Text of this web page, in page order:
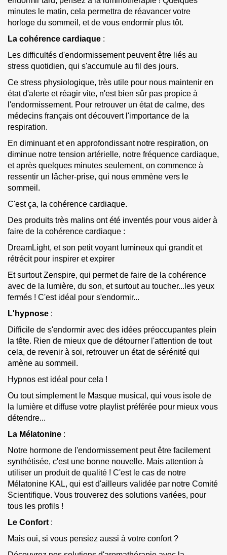
minutes le matin, cela permettra de réavancer votre
horloge du sommeil, et de vous endormir plus tôt.
La cohérence cardiaque :
Les difficultés d'endormissement peuvent être liés au
stress quotidien, qui s'accumule au fil des jours.
Ce stress physiologique, très utile pour nous maintenir en
état d'alerte et réagir vite, n'est bien sûr pas propice à
l'endormissement. Pour retrouver un état de calme, des
médecins français ont découvert l'importance de la
respiration.
En diminuant et en approfondissant notre respiration, on
diminue notre tension artérielle, notre fréquence cardiaque,
et après quelques minutes seulement, on commence à
ressentir un lâcher-prise, qui nous emmène vers le
sommeil.
C'est ça, la cohérence cardiaque.
Des produits très malins ont été inventés pour vous aider à
faire de la cohérence cardiaque :
DreamLight, et son petit voyant lumineux qui grandit et
rétrécit pour inspirer et expirer
Et surtoutZenspire, qui permet de faire de la cohérence
avec de la lumière, du son, et surtout au toucher...les yeux
fermés ! C'est idéal pour s'endormir...
L'hypnose :
Difficile de s'endormir avec des idées préoccupantes plein
la tête. Rien de mieux que de détourner l'attention de tout
cela, de revenir à soi, retrouver un état de sérénité qui
amène au sommeil.
Hypnos est idéal pour cela !
Ou tout simplement le Masque musical , qui vous isole de
la lumière et diffuse votre playlist préférée pour mieux vous
détendre...
La Mélatonine :
Notre hormone de l'endormissement peut être facilement
synthétisée, c'est une bonne nouvelle. Mais attention à
utiliser un produit de qualité ! C'est le cas de notre
Mélatonine KAL, qui est d'ailleurs validée par notre Comité
Scientifique. Vous trouverez des solutions variées, pour
tous les profils !
Le Confort :
Mais oui, si vous pensiez aussi à votre confort ?